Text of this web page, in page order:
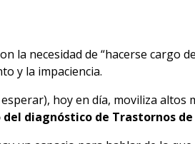
la necesidad de “hacerse cargo
y la impaciencia.
hoy en día, moviliza
diagnóstico de Trastornos